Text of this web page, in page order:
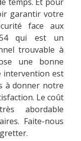
garantir votre
face aux
54 qui est un
trouvable à
une bonne
intervention est
à donner notre
Le coût
abordable
Faite-nous